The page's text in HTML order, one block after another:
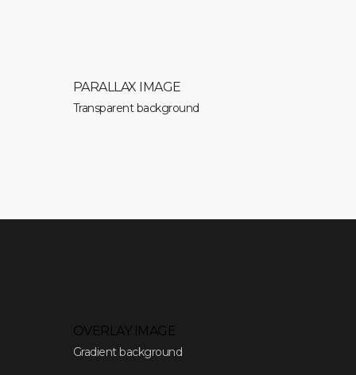
PARALLAX IMAGE
Transparent background
OVERLAY IMAGE
Gradient background